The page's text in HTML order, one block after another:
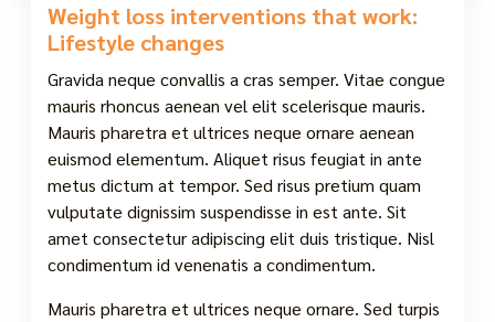
Weight loss interventions that work:
Lifestyle changes
Gravida neque convallis a cras semper. Vitae congue
mauris rhoncus aenean vel elit scelerisque mauris.
Mauris pharetra et ultrices neque ornare aenean
euismod elementum. Aliquet risus feugiat in ante
metus dictum at tempor. Sed risus pretium quam
vulputate dignissim suspendisse in est ante. Sit
amet consectetur adipiscing elit duis tristique. Nisl
condimentum id venenatis a condimentum.
Mauris pharetra et ultrices neque ornare. Sed turpis